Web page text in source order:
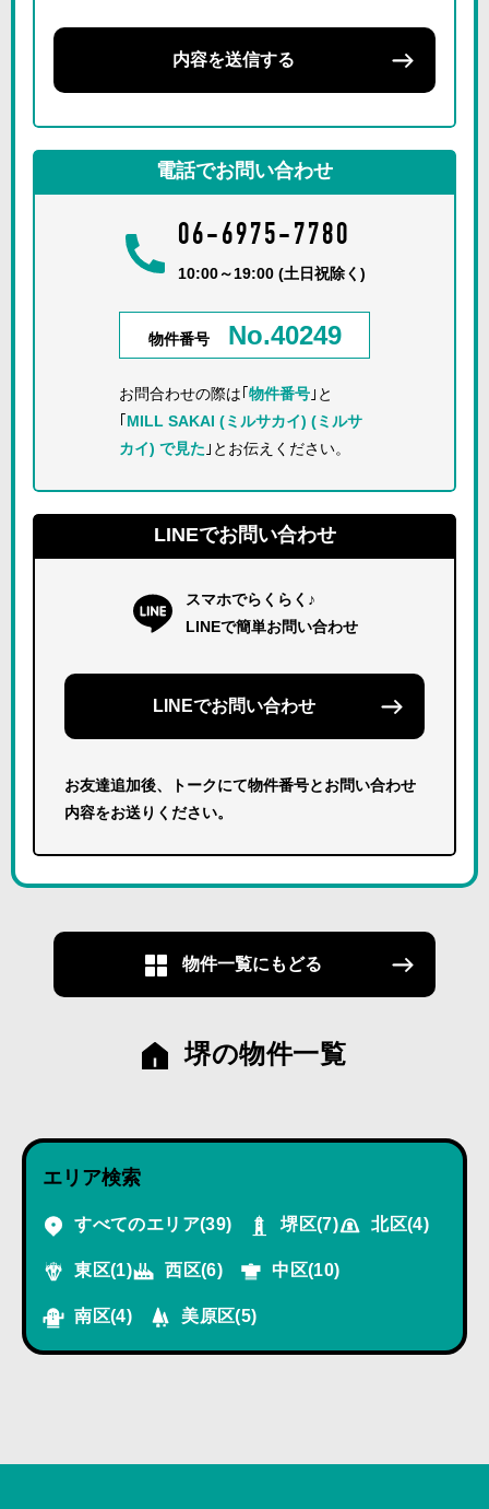
内容を送信する
電話でお問い合わせ
06-6975-7780
10:00～19:00 (土日祝除く)
物件番号 No.40249
お問合わせの際は｢ 物件番号 ｣と
MILL SAKAI (ミルサカイ) (ミルサ
カイ) で見た ｣とお伝えください。
LINEでお問い合わせ
スマホでらくらく♪
LINEで簡単お問い合わせ
LINEでお問い合わせ
お友達追加後、トークにて物件番号とお問い合わせ
内容をお送りください。
物件一覧にもどる
堺の物件一覧
エリア検索
すべてのエリア(39) 堺区(7) 北区(4)
東区(1) 西区(6) 中区(10)
南区(4) 美原区(5)